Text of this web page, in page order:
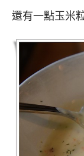
還有一點玉米